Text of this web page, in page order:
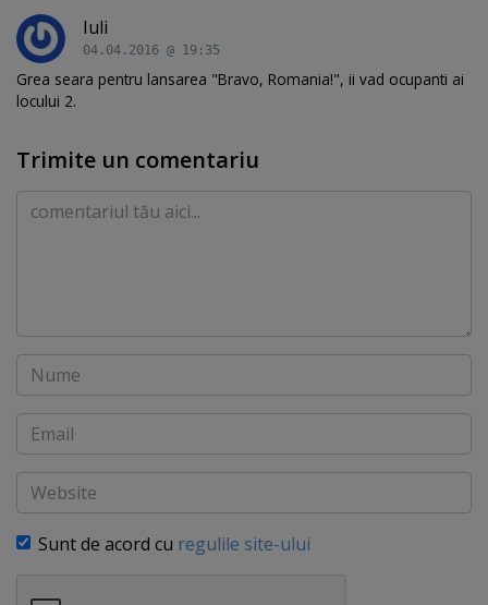
Iuli
04.04.2016 @ 19:35
Grea seara pentru lansarea "Bravo, Romania!", ii vad ocupanti ai
locului 2.
Trimite un comentariu
Comentariu
Nume
Email
Website
Sunt de acord cu regulile site-ului